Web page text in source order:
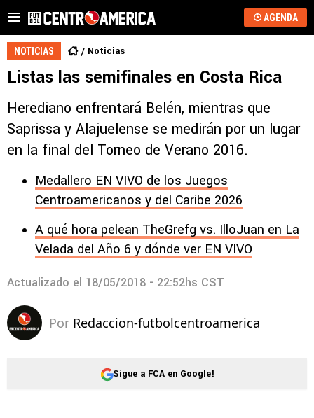
AGENDA
NOTICIAS Noticias
Listas las semifinales en Costa Rica
Herediano enfrentará Belén, mientras que
Saprissa y Alajuelense se medirán por un lugar
en la final del Torneo de Verano 2016.
Medallero EN VIVO de los Juegos
Centroamericanos y del Caribe 2026
A qué hora pelean TheGrefg vs. IlloJuan en La
Velada del Año 6 y dónde ver EN VIVO
Actualizado el 18/05/2018 - 22:52hs CST
Por Redaccion-futbolcentroamerica
Sigue a FCA en Google!